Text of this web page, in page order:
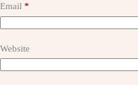
Email *
Website
a
t
i
e
: